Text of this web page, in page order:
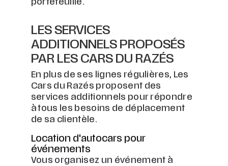
portefeuille.
LES SERVICES
ADDITIONNELS PROPOSÉS
PAR LES CARS DU RAZÉS
En plus de ses lignes régulières, Les
Cars du Razés proposent des
services additionnels pour répondre
à tous les besoins de déplacement
de sa clientèle.
Location d'autocars pour
événements
Vous organisez un événement à